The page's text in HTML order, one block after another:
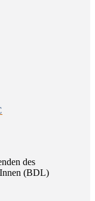
des
(BDL)